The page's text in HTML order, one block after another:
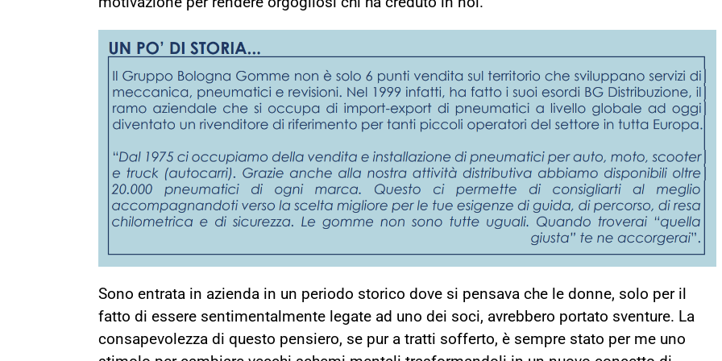
Sono entrata in azienda in un periodo storico dove si pensava che le donne, solo per il
fatto di essere sentimentalmente legate ad uno dei soci, avrebbero portato sventure. La
consapevolezza di questo pensiero, se pur a tratti sofferto, è sempre stato per me uno